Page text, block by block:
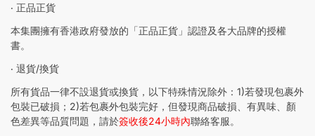
‧ 正品正貨
本集團擁有香港政府發放的「正品正貨」認證及各大品牌的授權
書。
‧ 退貨/換貨
所有貨品一律不設退貨或換貨，以下特殊情況除外：1)若發現包裹外
包裝已破損；2)若包裹外包裝完好，但發現商品破損、有異味、顏
色差異等品質問題，請於簽收後24小時內聯絡客服。